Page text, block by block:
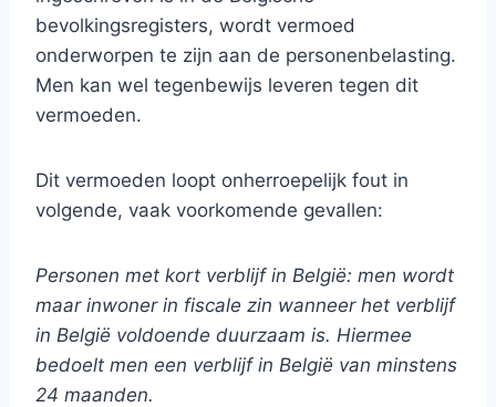
bevolkingsregisters, wordt vermoed
onderworpen te zijn aan de personenbelasting.
Men kan wel tegenbewijs leveren tegen dit
vermoeden.
Dit vermoeden loopt onherroepelijk fout in
volgende, vaak voorkomende gevallen:
Personen met kort verblijf in België: men wordt
maar inwoner in fiscale zin wanneer het verblijf
in België voldoende duurzaam is. Hiermee
bedoelt men een verblijf in België van minstens
24 maanden.